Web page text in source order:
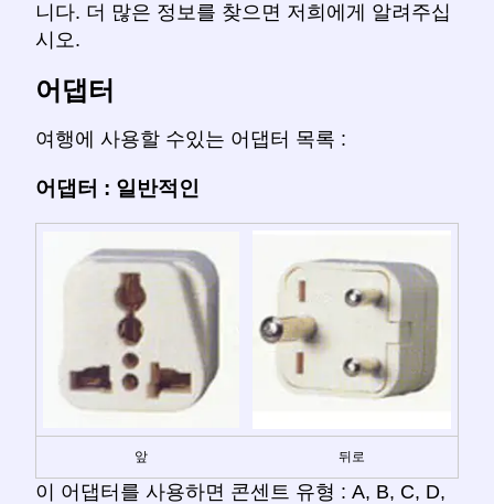
니다. 더 많은 정보를 찾으면 저희에게 알려주십
시오.
어댑터
여행에 사용할 수있는 어댑터 목록 :
어댑터 : 일반적인
앞 뒤로
이 어댑터를 사용하면 콘센트 유형 : A, B, C, D,